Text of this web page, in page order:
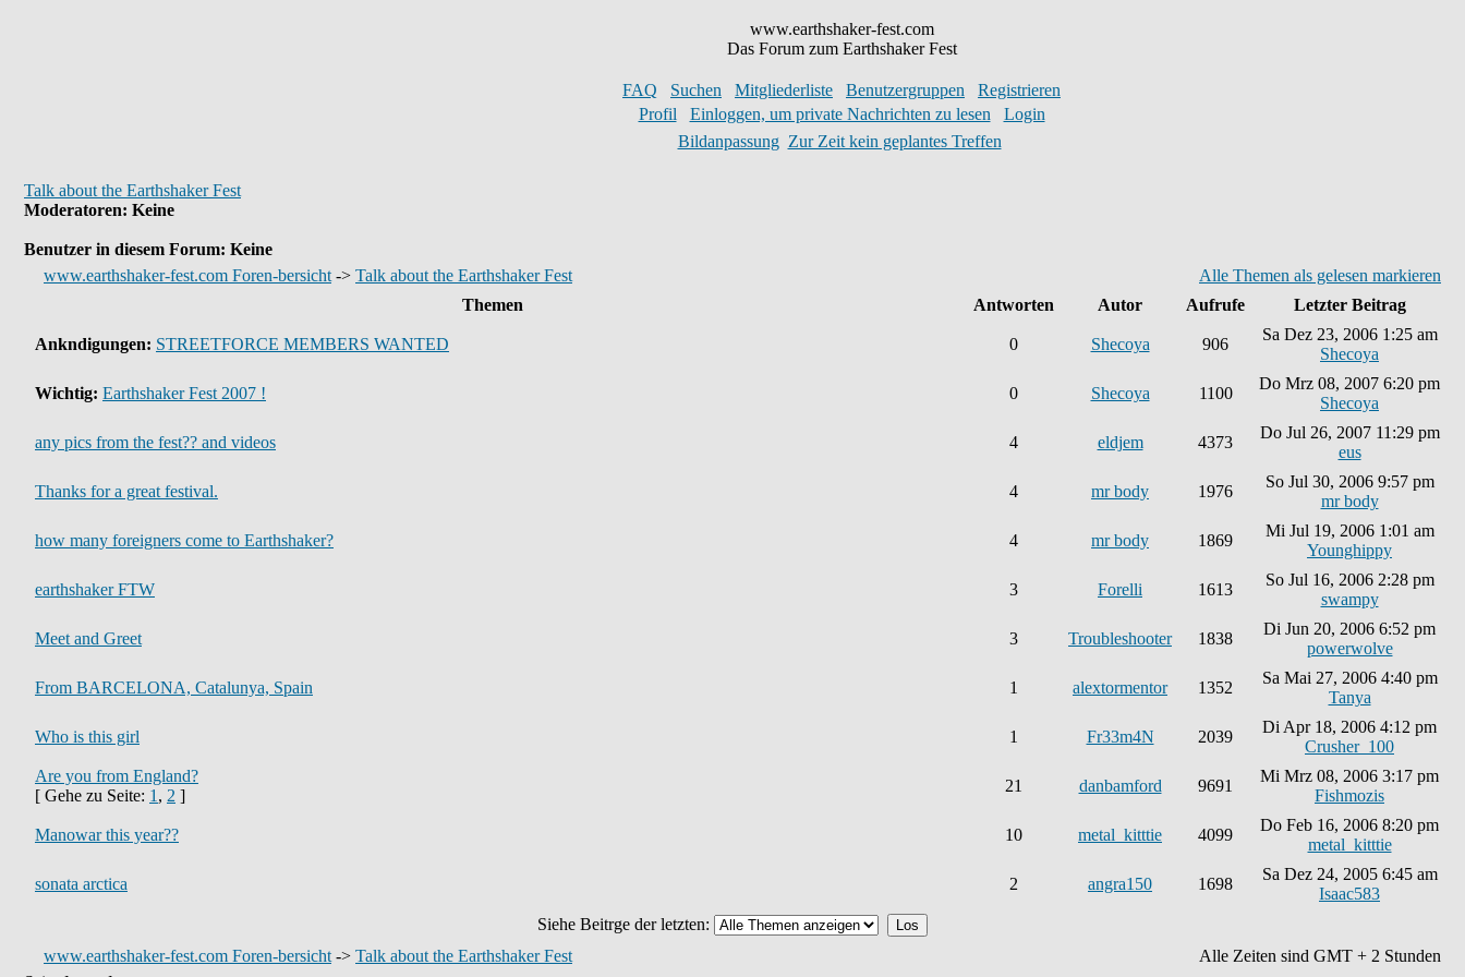
www.earthshaker-fest.com
Das Forum zum Earthshaker Fest
FAQ Suchen Mitgliederliste Benutzergruppen
Registrieren
Profil
Einloggen, um private Nachrichten zu lesen
Login
Bildanpassung Zur Zeit kein geplantes Treffen
Talk about the Earthshaker Fest
Moderatoren: Keine
Benutzer in diesem Forum: Keine
www.earthshaker-fest.com Foren-bersicht -> Talk about the Earthshaker Fest
Alle Themen als gelesen markieren
Themen
Antworten Autor Aufrufe Letzter Beitrag
Ankndigungen: STREETFORCE MEMBERS WANTED 0 Shecoya 906
Sa Dez 23, 2006 1:25 am
Shecoya
Wichtig: Earthshaker Fest 2007 ! 0 Shecoya 1100
Do Mrz 08, 2007 6:20 pm
Shecoya
any pics from the fest?? and videos 4 eldjem 4373
Do Jul 26, 2007 11:29 pm
eus
Thanks for a great festival. 4 mr body 1976
So Jul 30, 2006 9:57 pm
mr body
how many foreigners come to Earthshaker? 4 mr body 1869
Mi Jul 19, 2006 1:01 am
Younghippy
earthshaker FTW 3 Forelli 1613
So Jul 16, 2006 2:28 pm
swampy
Meet and Greet 3 Troubleshooter 1838
Di Jun 20, 2006 6:52 pm
powerwolve
From BARCELONA, Catalunya, Spain 1 alextormentor 1352
Sa Mai 27, 2006 4:40 pm
Tanya
Who is this girl 1 Fr33m4N 2039
Di Apr 18, 2006 4:12 pm
Crusher_100
Are you from England?
[ Gehe zu Seite: 1 , 2 ]
21 danbamford 9691
Mi Mrz 08, 2006 3:17 pm
Fishmozis
Manowar this year?? 10 metal_kitttie 4099
Do Feb 16, 2006 8:20 pm
metal_kitttie
sonata arctica 2 angra150 1698
Sa Dez 24, 2005 6:45 am
Isaac583
Siehe Beitrge der letzten:
www.earthshaker-fest.com Foren-bersicht -> Talk about the Earthshaker Fest
Alle Zeiten sind GMT + 2 Stunden